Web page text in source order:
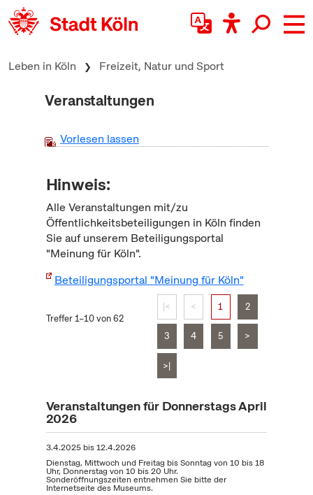
zum Inhalt springen
Leben in Köln Freizeit, Natur und Sport
Veranstaltungen
Vorlesen lassen
Hinweis:
Alle Veranstaltungen mit/zu
Öffentlichkeitsbeteiligungen in Köln finden
Sie auf unserem Beteiligungsportal
"Meinung für Köln".
Beteiligungsportal "Meinung für Köln"
Treffer 1–10 von 62
|< < 1 2
3 4 5 >
>|
Veranstaltungen für Donnerstags April
2026
3.4.2025bis12.4.2026
Dienstag, Mittwoch und Freitag bis Sonntag von 10 bis 18
Uhr, Donnerstag von 10 bis 20 Uhr.
Sonderöffnungszeiten entnehmen Sie bitte der
Internetseite des Museums.